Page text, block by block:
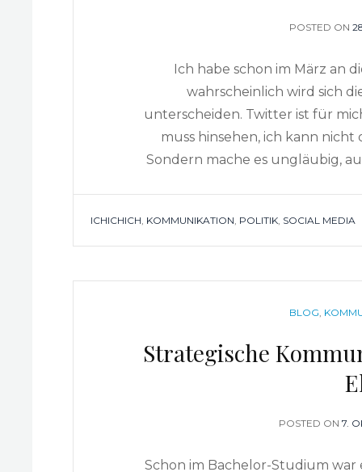
POSTED ON
Ich habe schon im März an
wahrscheinlich wird sich
unterscheiden. Twitter ist für
muss hinsehen, ich kann
Sondern mache es ungläubig,
TAGS
ICHICHICH, KOMMUNIKATION, POLITIK, SOCIAL MEDIA
CATEGORIES
BLOG,
Strategische
POSTED ON 7.
Schon im Bachelor-Studium war